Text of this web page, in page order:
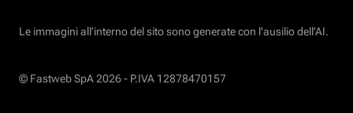
Le immagini all’interno del sito sono generate con l'ausilio dell'AI.
© Fastweb SpA 2026 - P.IVA 12878470157